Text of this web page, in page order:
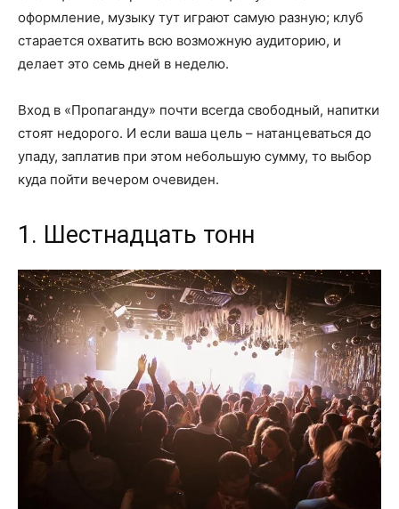
оформление, музыку тут играют самую разную; клуб
старается охватить всю возможную аудиторию, и
делает это семь дней в неделю.
Вход в «Пропаганду» почти всегда свободный, напитки
стоят недорого. И если ваша цель – натанцеваться до
упаду, заплатив при этом небольшую сумму, то выбор
куда пойти вечером очевиден.
1. Шестнадцать тонн